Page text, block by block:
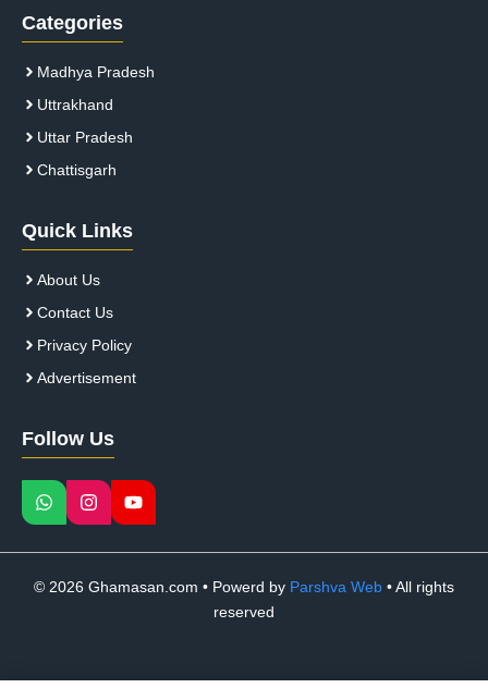
Categories
Madhya Pradesh
Uttrakhand
Uttar Pradesh
Chattisgarh
Quick Links
About Us
Contact Us
Privacy Policy
Advertisement
Follow Us
© 2026 Ghamasan.com • Powerd by Parshva Web • All rights
reserved